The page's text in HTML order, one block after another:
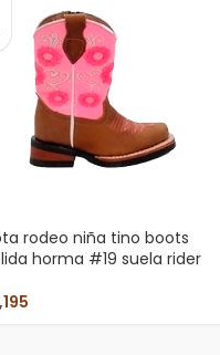
rodeo niña tino boots
horma #19 suela rider